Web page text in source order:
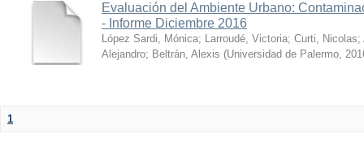
Evaluación del Ambiente Urbano:
- Informe Diciembre 2016
López Sardi, Mónica; Larroudé, Victoria; Curti, Nicolas;
Alejandro; Beltrán, Alexis (Universidad de Palermo,
1